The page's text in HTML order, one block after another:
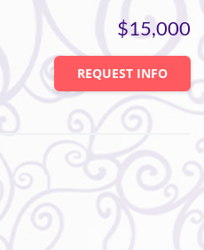
$15,000
REQUEST INFO